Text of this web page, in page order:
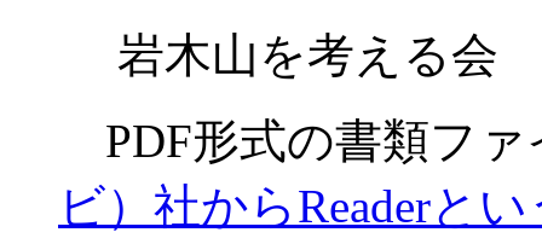
岩木山を考える
PDF形式の書類ファ
ビ）社からReaderと